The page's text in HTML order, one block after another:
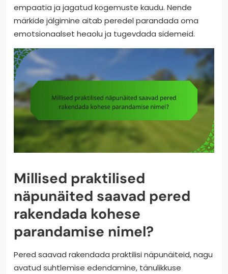
empaatia ja jagatud kogemuste kaudu. Nende
märkide jälgimine aitab peredel parandada oma
emotsionaalset heaolu ja tugevdada sidemeid.
Millised praktilised
näpunäited saavad pered
rakendada kohese
parandamise nimel?
Pered saavad rakendada praktilisi näpunäiteid, nagu
avatud suhtlemise edendamine, tänulikkuse